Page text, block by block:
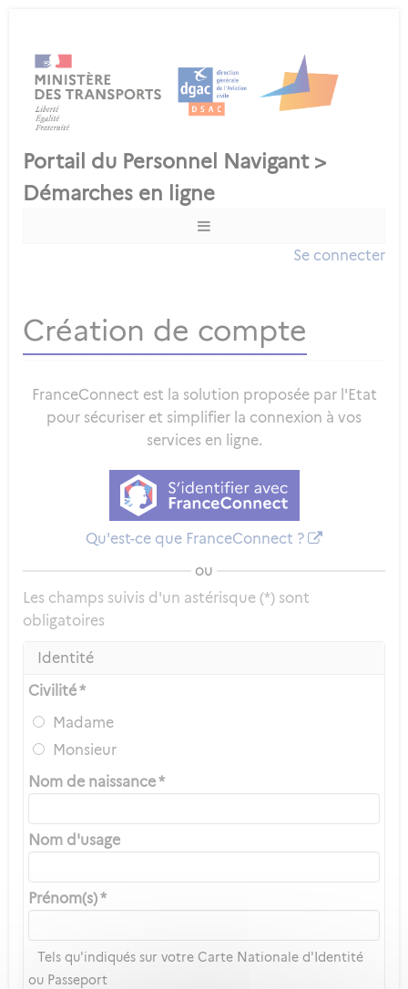
Se connecter
Création de compte
FranceConnect est la solution proposée par l'Etat
pour sécuriser et simplifier la connexion à vos
services en ligne.
Qu'est-ce que FranceConnect ?
ou
Les champs suivis d'un astérisque (*) sont
obligatoires
Identité
Civilité *
Madame
Monsieur
Nom de naissance *
Nom d'usage
Prénom(s) *
Tels qu'indiqués sur votre Carte Nationale d'Identité
ou Passeport